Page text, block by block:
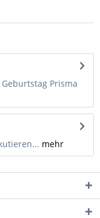
Prisma
mehr